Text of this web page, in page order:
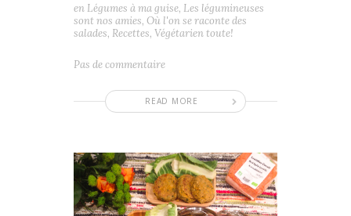
READ MORE
en Légumes à ma guise, Les légumineuses
sont nos amies, Où l'on se raconte des
salades, Recettes, Végétarien toute!
Pas de commentaire